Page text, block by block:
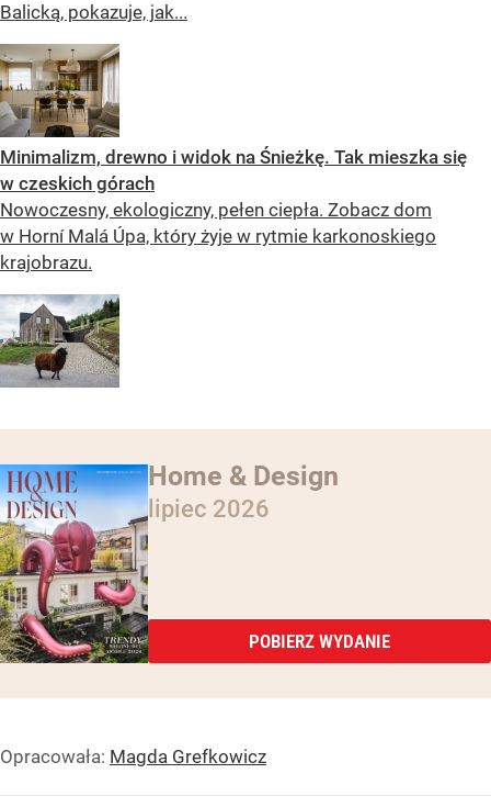
Balicką, pokazuje, jak...
Minimalizm, drewno i widok na Śnieżkę. Tak mieszka się
w czeskich górach
Nowoczesny, ekologiczny, pełen ciepła. Zobacz dom
w Horní Malá Úpa, który żyje w rytmie karkonoskiego
krajobrazu.
Home & Design
lipiec 2026
POBIERZ WYDANIE
Opracowała: Magda Grefkowicz